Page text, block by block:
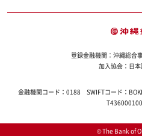
登録金融機関：沖縄総合
加入協会：日
金融機関コード： 0188 SWIFTコード：
© The Bank of